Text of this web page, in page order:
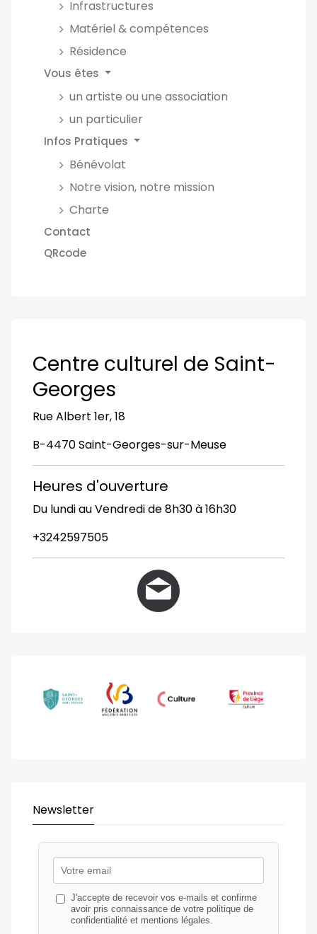
Infrastructures
Matériel & compétences
Résidence
Vous êtes
un artiste ou une association
un particulier
Infos Pratiques
Bénévolat
Notre vision, notre mission
Charte
Contact
QRcode
Centre culturel de Saint-
Georges
Rue Albert 1er, 18
B-4470 Saint-Georges-sur-Meuse
Heures d'ouverture
Du lundi au Vendredi de 8h30 à 16h30
+3242597505
Newsletter